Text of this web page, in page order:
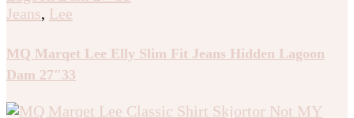
Jeans, Lee
MQ Marqet Lee Elly Slim Fit Jeans Hidden Lagoon
Dam 27″33